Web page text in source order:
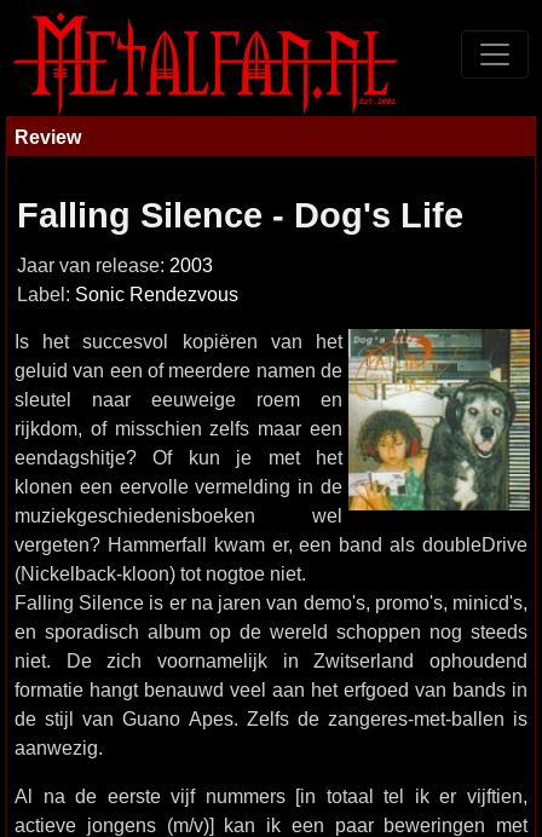
Review
Falling Silence - Dog's Life
Jaar van release: 2003
Label: Sonic Rendezvous
Is het succesvol kopiëren van het
geluid van een of meerdere namen de
sleutel naar eeuweige roem en
rijkdom, of misschien zelfs maar een
eendagshitje? Of kun je met het
klonen een eervolle vermelding in de
muziekgeschiedenisboeken wel
vergeten? Hammerfall kwam er, een band als doubleDrive
(Nickelback-kloon) tot nogtoe niet.
Falling Silence is er na jaren van demo's, promo's, minicd's,
en sporadisch album op de wereld schoppen nog steeds
niet. De zich voornamelijk in Zwitserland ophoudend
formatie hangt benauwd veel aan het erfgoed van bands in
de stijl van Guano Apes. Zelfs de zangeres-met-ballen is
aanwezig.
Al na de eerste vijf nummers [in totaal tel ik er vijftien,
actieve jongens (m/v)] kan ik een paar beweringen met